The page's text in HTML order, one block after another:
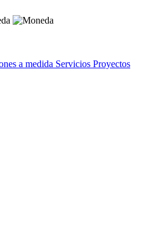
a medida Servicios Proyectos